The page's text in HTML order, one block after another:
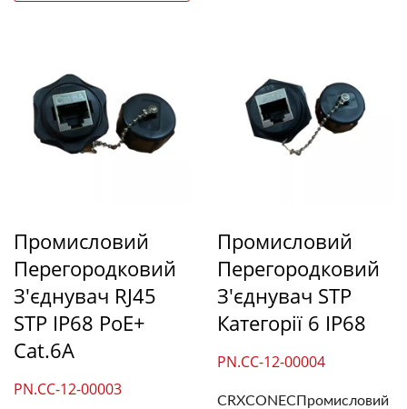
Промисловий
Перегородковий
З'єднувач RJ45
STP IP68 PoE+
Cat.6A
PN.CC-12-00003
Промисловий
Перегородковий
З'єднувач STP
Категорії 6 IP68
PN.CC-12-00004
CRXCONECПромисловий